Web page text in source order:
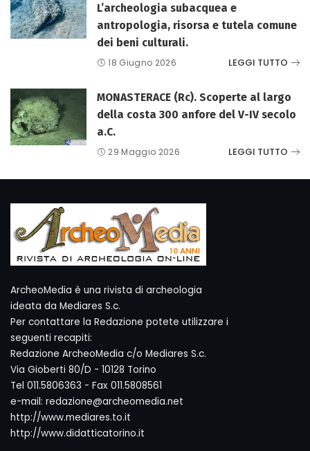
L’archeologia subacquea e
antropologia, risorsa e tutela comune
dei beni culturali.
18 Giugno 2026 LEGGI TUTTO
MONASTERACE (Rc). Scoperte al largo
della costa 300 anfore del V-IV secolo
a.C.
29 Maggio 2026 LEGGI TUTTO
ArcheoMedia è una rivista di archeologia
ideata da Mediares S.c.
Per contattare la Redazione potete utilizzare i
seguenti recapiti:
Redazione ArcheoMedia c/o Mediares S.c.
Via Gioberti 80/D - 10128 Torino
Tel 011.5806363 - Fax 011.5808561
e-mail: redazione@archeomedia.net
http://www.mediares.to.it
http://www.didatticatorino.it